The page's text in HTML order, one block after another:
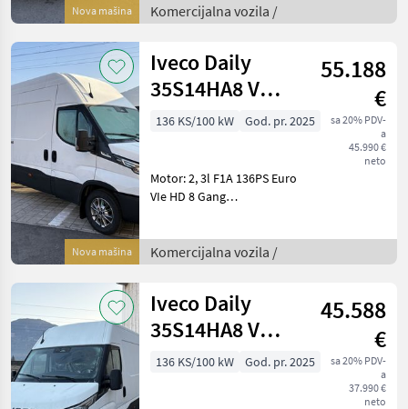
Nova mašina
Gesamtgewicht 3.500 kg
Höchstgeschwindigkeit 90
Komercijalna vozila /
Nova mašina
Iveco Daily
35S14HA8 V
Kastenwagen
55.188
€
sa 20% PDV-
a
45.990 €
neto
136 KS/100 kW God. pr. 2025
Motor: 2, 3l F1A 136PS Euro
VIe HD 8 Gang
[2100mm], Radstand 4100
mm, HzlGg. 3500 kg
M+S Full
Komercijalna vozila /
Iveco Daily
35S14HA8 V
Kastenwagen
45.588
€
sa 20% PDV-
a
37.990 €
neto
136 KS/100 kW God. pr. 2025